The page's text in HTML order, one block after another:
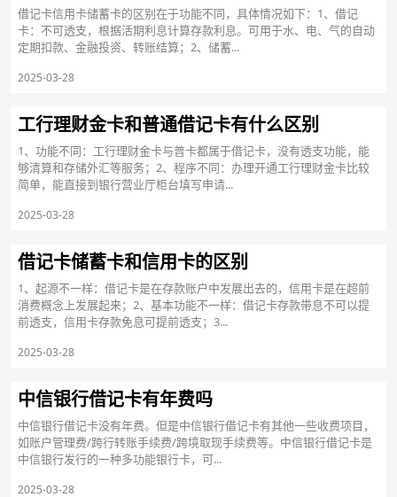
借记卡信用卡储蓄卡的区别在于功能不同，具体情况如下：1、借记
卡：不可透支，根据活期利息计算存款利息。可用于水、电、气的自动
定期扣款、金融投资、转账结算；2、储蓄...
2025-03-28
工行理财金卡和普通借记卡有什么区别
1、功能不同：工行理财金卡与普卡都属于借记卡，没有透支功能，能
够清算和存储外汇等服务；2、程序不同：办理开通工行理财金卡比较
简单，能直接到银行营业厅柜台填写申请...
2025-03-28
借记卡储蓄卡和信用卡的区别
1、起源不一样：借记卡是在存款账户中发展出去的，信用卡是在超前
消费概念上发展起来；2、基本功能不一样：借记卡存款带息不可以提
前透支，信用卡存款免息可提前透支；3...
2025-03-28
中信银行借记卡有年费吗
中信银行借记卡没有年费。但是中信银行借记卡有其他一些收费项目，
如账户管理费/跨行转账手续费/跨境取现手续费等。中信银行借记卡是
中信银行发行的一种多功能银行卡，可...
2025-03-28